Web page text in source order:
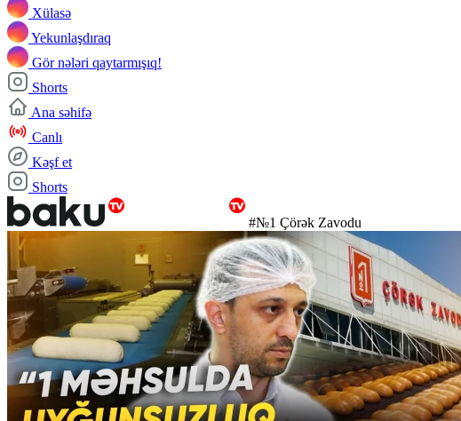
Xülasə
Yekunlaşdıraq
Gör nələri qaytarmışıq!
Shorts
Ana səhifə
Canlı
Kəşf et
Shorts
#№1 Çörək Zavodu